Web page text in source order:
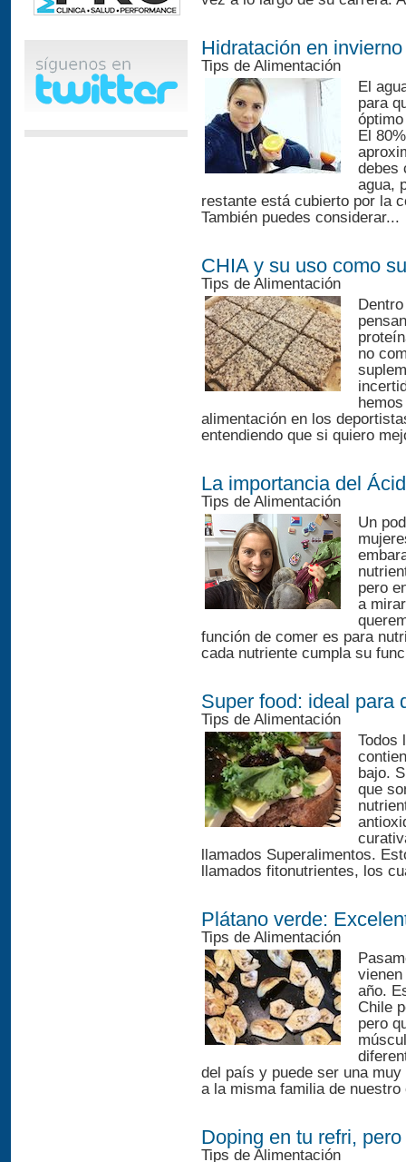
Hidratación en invierno
Tips de Alimentación
El
para
El
debes
agua,
restante está cubierto por la
También puedes considerar...
CHIA y su uso como
Tips de Alimentación
no
alimentación en los
entendiendo que si quiero
La importancia del
Tips de Alimentación
Un
pero
a
función de comer es para
cada nutriente cumpla su
Super food: ideal para
Tips de Alimentación
Todos
bajo.
que
llamados Superalimentos.
llamados fitonutrientes, los
Plátano verde:
Tips de Alimentación
año.
Chile
pero
del país y puede ser una
a la misma familia de
Doping en tu refri,
Tips de Alimentación